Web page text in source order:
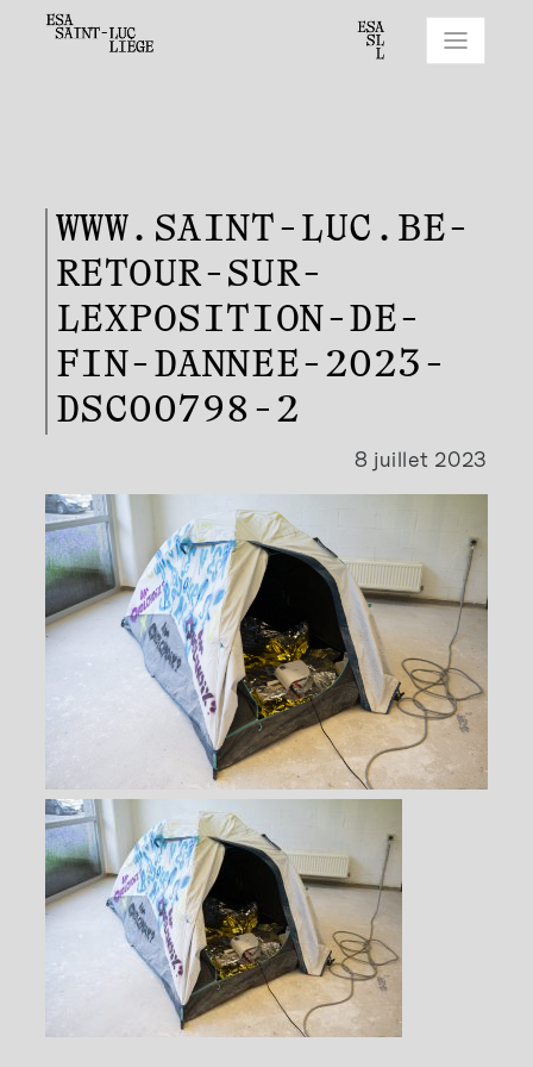
WWW.SAINT-LUC.BE-
RETOUR-SUR-
LEXPOSITION-DE-
FIN-DANNEE-2023-
DSC00798-2
8 juillet 2023